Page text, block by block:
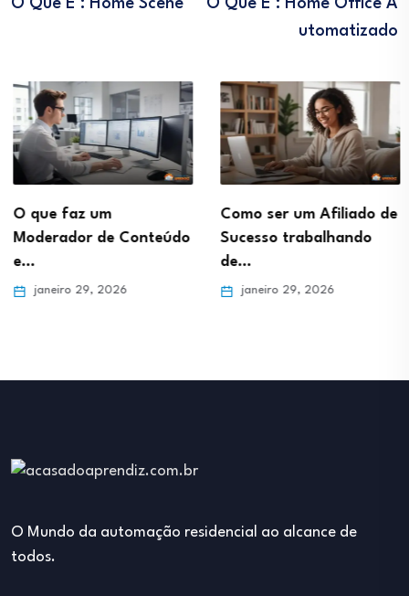
O Que É : Home Scene
O Que É : Home Office A
Utomatizado
O que faz um
Moderador de Conteúdo
e…
janeiro 29, 2026
Como ser um Afiliado de
Sucesso trabalhando
de…
janeiro 29, 2026
O Mundo da automação residencial ao alcance de
todos.